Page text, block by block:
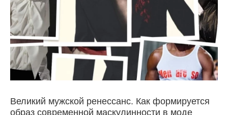
Великий мужской ренессанс. Как формируется
образ современной маскулинности в моде